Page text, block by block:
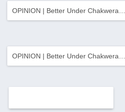
OPINION | Better Under Chakwera…
OPINION | Better Under Chakwera…